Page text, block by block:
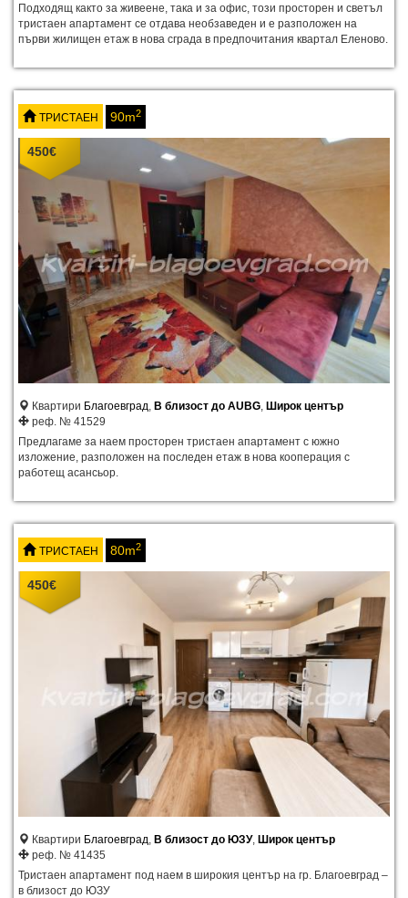
Подходящ както за живеене, така и за офис, този просторен и светъл
тристаен апартамент се отдава необзаведен и е разположен на
първи жилищен етаж в нова сграда в предпочитания квартал Еленово.
ТРИСТАЕН 90m2
450€
Квартири Благоевград В близост до AUBG Широк център
реф. № 41529
Предлагаме за наем просторен тристаен апартамент с южно
изложение, разположен на последен етаж в нова кооперация с
работещ асансьор.
ТРИСТАЕН 80m2
450€
Квартири Благоевград В близост до ЮЗУ, Широк център
реф. № 41435
Тристаен апартамент под наем в широкия център на гр. Благоевград –
в близост до ЮЗУ